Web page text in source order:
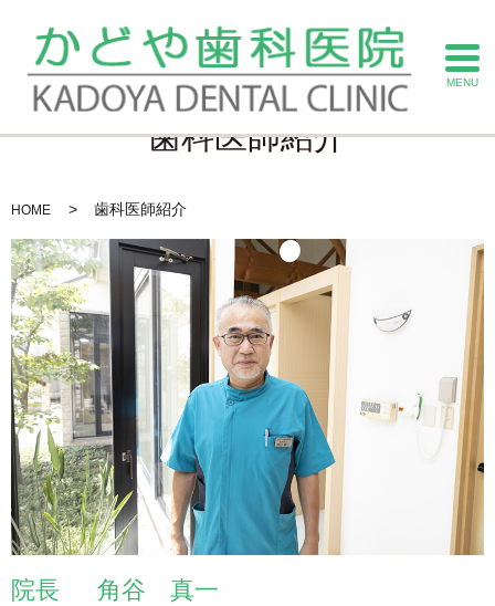
MENU
歯科医師紹介
HOME 歯科医師紹介
院長 角谷 真一